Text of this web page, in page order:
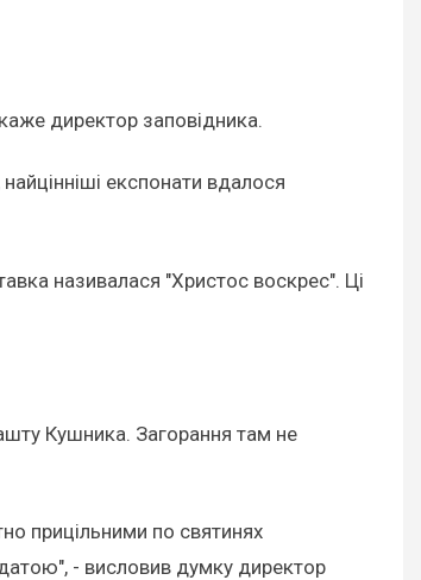
директор заповідника.
експонати вдалося
називалася "Христос воскрес". Ці
Кушника. Загорання там не
прицільними по святинях
- висловив думку директор